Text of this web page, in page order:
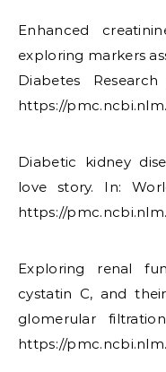
Enhanced
exploring markers
Diabetes
https://
Diabetic kidney
love story. In:
https://
Exploring renal
cystatin C, and
glomerular
https://